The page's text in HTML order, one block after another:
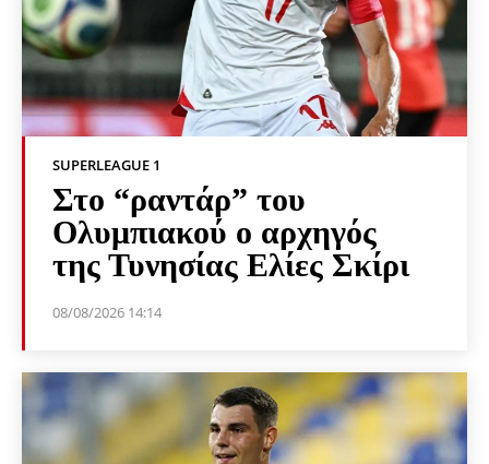
SUPERLEAGUE 1
Στο “ραντάρ” του
Ολυμπιακού ο αρχηγός
της Τυνησίας Ελίες Σκίρι
08/08/2026 14:14